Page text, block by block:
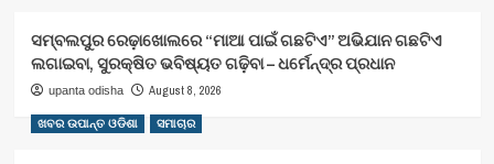
ସମ୍ବଲପୁର ରେଢ଼ାଖୋଲରେ “ମାଆ ପାଇଁ ଗଛଟିଏ” ଅଭିଯାନ ଗଛଟିଏ
ଲଗାଇବା, ସୁରକ୍ଷିତ ଭବିଷ୍ୟତ ଗଢ଼ିବା – ଧର୍ମେନ୍ଦ୍ର ପ୍ରଧାନ
upanta odisha August 8, 2026
ଖବର ଉପାନ୍ତ ଓଡିଶା ସମାଚାର